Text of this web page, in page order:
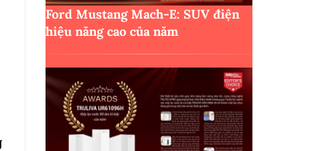
Ford Mustang Mach-E: SUV điện
hiệu năng cao của năm